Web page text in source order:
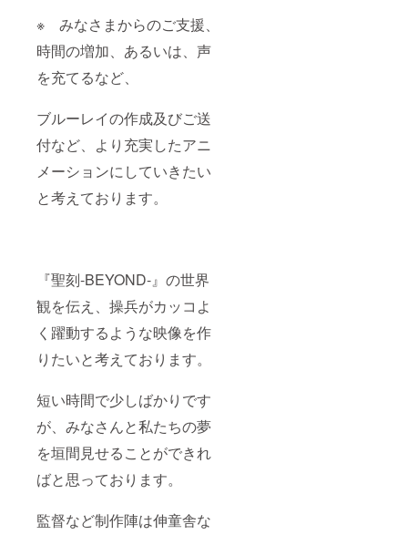
※ みなさまからのご支援、
時間の増加、あるいは、声
を充てるなど、
ブルーレイの作成及びご送
付など、より充実したアニ
メーションにしていきたい
と考えております。
『聖刻-BEYOND-』の世界
観を伝え、操兵がカッコよ
く躍動するような映像を作
りたいと考えております。
短い時間で少しばかりです
が、みなさんと私たちの夢
を垣間見せることができれ
ばと思っております。
監督など制作陣は伸童舎な